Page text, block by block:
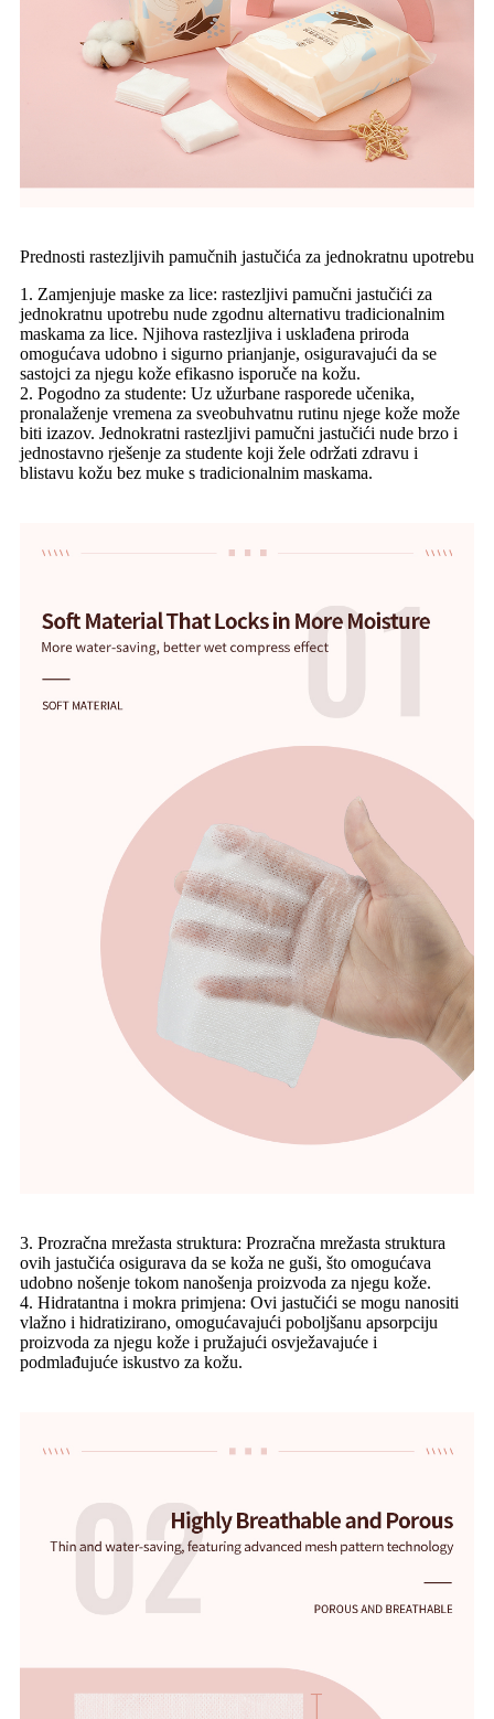
Prednosti rastezljivih pamučnih jastučića za jednokratnu upotrebu
1. Zamjenjuje maske za lice: rastezljivi pamučni jastučići za
jednokratnu upotrebu nude zgodnu alternativu tradicionalnim
maskama za lice. Njihova rastezljiva i usklađena priroda
omogućava udobno i sigurno prianjanje, osiguravajući da se
sastojci za njegu kože efikasno isporuče na kožu.
2. Pogodno za studente: Uz užurbane rasporede učenika,
pronalaženje vremena za sveobuhvatnu rutinu njege kože može
biti izazov. Jednokratni rastezljivi pamučni jastučići nude brzo i
jednostavno rješenje za studente koji žele održati zdravu i
blistavu kožu bez muke s tradicionalnim maskama.
3. Prozračna mrežasta struktura: Prozračna mrežasta struktura
ovih jastučića osigurava da se koža ne guši, što omogućava
udobno nošenje tokom nanošenja proizvoda za njegu kože.
4. Hidratantna i mokra primjena: Ovi jastučići se mogu nanositi
vlažno i hidratizirano, omogućavajući poboljšanu apsorpciju
proizvoda za njegu kože i pružajući osvježavajuće i
podmlađujuće iskustvo za kožu.